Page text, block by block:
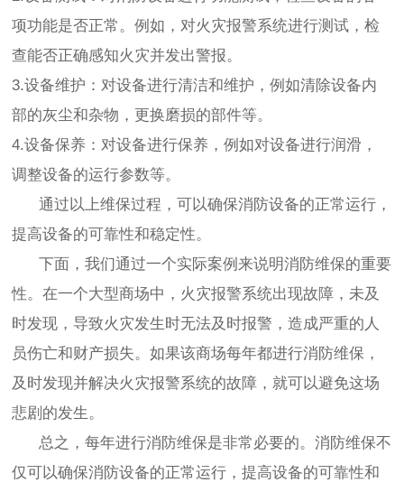
项功能是否正常。例如，对火灾报警系统进行测试，检
查能否正确感知火灾并发出警报。
3.设备维护：对设备进行清洁和维护，例如清除设备内
部的灰尘和杂物，更换磨损的部件等。
4.设备保养：对设备进行保养，例如对设备进行润滑，
调整设备的运行参数等。
通过以上维保过程，可以确保消防设备的正常运行，
提高设备的可靠性和稳定性。
下面，我们通过一个实际案例来说明消防维保的重要
性。在一个大型商场中，火灾报警系统出现故障，未及
时发现，导致火灾发生时无法及时报警，造成严重的人
员伤亡和财产损失。如果该商场每年都进行消防维保，
及时发现并解决火灾报警系统的故障，就可以避免这场
悲剧的发生。
总之，每年进行消防维保是非常必要的。消防维保不
仅可以确保消防设备的正常运行，提高设备的可靠性和